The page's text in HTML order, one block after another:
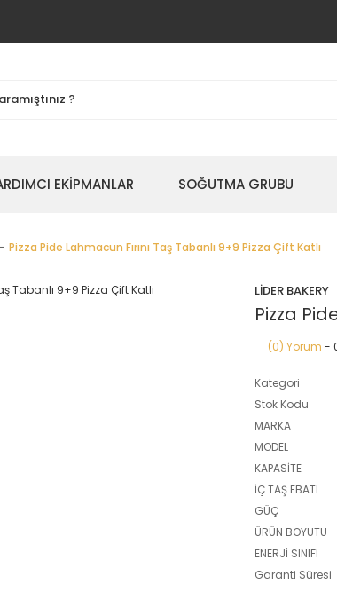
EKİPMANLAR SOĞUTMA GRUBU
Pizza Pide Lahmacun Fırını Taş Tabanlı 9+9 Pizza Çift Katlı
LİDER BAKERY
Pizza
(0) Yorum -
Kategori
Stok Kodu
MARKA
MODEL
KAPASİTE
İÇ TAŞ EBATI
GÜÇ
ÜRÜN BOYUTU
ENERJİ SINIFI
Garanti Süresi